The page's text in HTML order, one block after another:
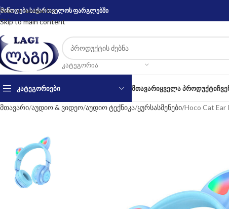
Skip to navigation
Skip to main content
მიწოდება საქართველოს ფარგლებში
ᲙᲐᲢᲔᲒᲝᲠᲘᲐ
ᲙᲐᲢᲔᲒᲝᲠᲘᲔᲑᲘ ᲛᲗᲐᲕᲐᲠᲘᲧᲕᲔᲚᲐ ᲞᲠᲝᲓᲣᲥᲢᲘ
მთავარი აუდიო & ვიდეო აუდიო ტექნიკა ყურსასმენები Hoco Cat